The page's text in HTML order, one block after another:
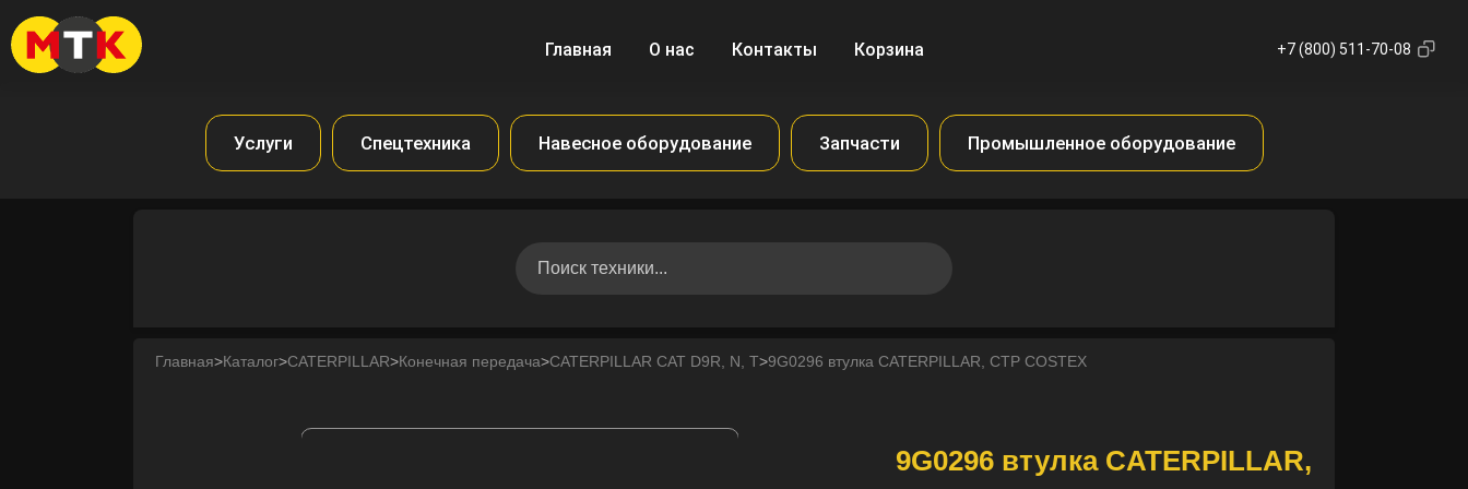
Главная О нас Контакты Корзина +7 (800) 511-70-08
Услуги Спецтехника Навесное оборудование Запчасти Промышленное оборудование
Главная>Каталог>CATERPILLAR>Конечная передача>CATERPILLAR CAT D9R, N, T>9G0296 втулка CATERPILLAR, CTP COSTEX
9G0296 втулка CATERPILLAR,